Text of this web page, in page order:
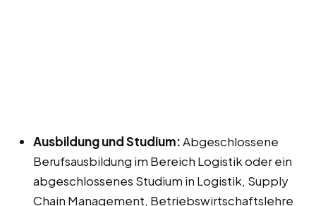
Ausbildung und Studium:Abgeschlossene
Berufsausbildung im Bereich Logistik oder ein
abgeschlossenes Studium in Logistik, Supply
Chain Management, Betriebswirtschaftslehre